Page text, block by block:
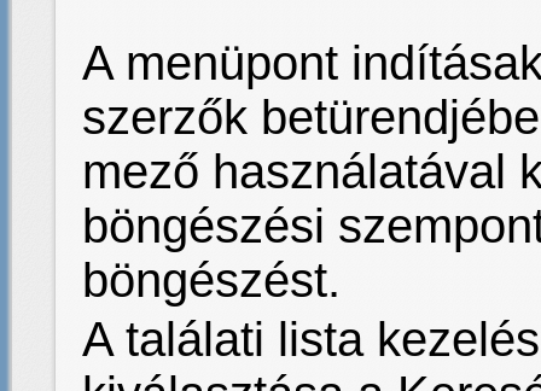
A menüpont
szerzők
mező használatával
böngészési
böngészést.
A találati lista